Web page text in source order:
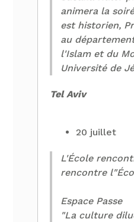
animera la
est historien,
au
l'Islam et du
Université de
Tel Aviv
20 juillet
L'École
rencontre
Espace Passe
"La culture